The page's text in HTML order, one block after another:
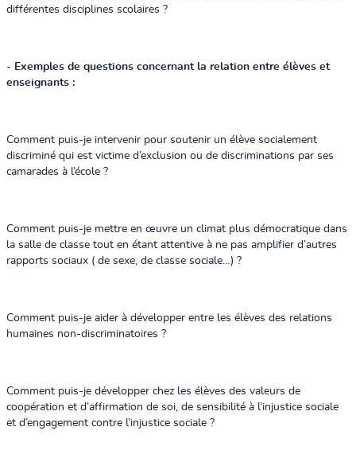
différentes disciplines scolaires ?
- Exemples de questions concernant la relation entre élèves et
enseignants :
Comment puis-je intervenir pour soutenir un élève socialement
discriminé qui est victime d’exclusion ou de discriminations par ses
camarades à l’école ?
Comment puis-je mettre en œuvre un climat plus démocratique dans
la salle de classe tout en étant attentive à ne pas amplifier d’autres
rapports sociaux ( de sexe, de classe sociale…) ?
Comment puis-je aider à développer entre les élèves des relations
humaines non-discriminatoires ?
Comment puis-je développer chez les élèves des valeurs de
coopération et d’affirmation de soi, de sensibilité à l’injustice sociale
et d’engagement contre l’injustice sociale ?